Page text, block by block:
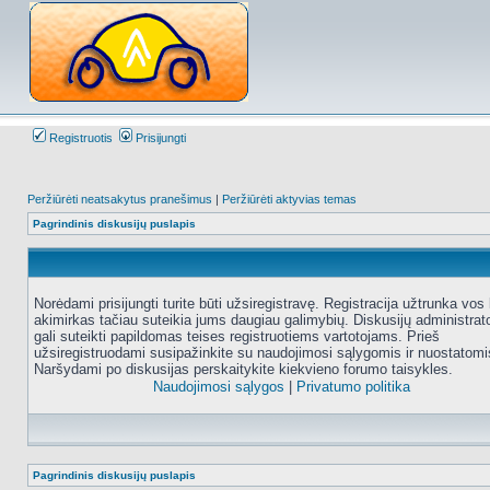
Registruotis Prisijungti
Peržiūrėti neatsakytus pranešimus | Peržiūrėti aktyvias temas
Pagrindinis diskusijų puslapis
Norėdami prisijungti turite būti užsiregistravę. Registracija užtrunka vos
akimirkas tačiau suteikia jums daugiau galimybių. Diskusijų
gali suteikti papildomas teises registruotiems vartotojams. Prieš
užsiregistruodami susipažinkite su naudojimosi sąlygomis ir
Naršydami po diskusijas perskaitykite kiekvieno forumo taisykles.
Naudojimosi sąlygos
Privatumo politika
Pagrindinis diskusijų puslapis